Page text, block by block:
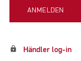
ANMELDEN
lock Händler log-in